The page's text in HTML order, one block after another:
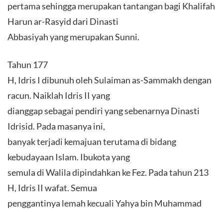
pertama sehingga merupakan tantangan bagi Khalifah
Harun ar-Rasyid dari Dinasti
Abbasiyah yang merupakan Sunni.
Tahun 177
H, Idris I dibunuh oleh Sulaiman as-Sammakh dengan
racun. Naiklah Idris II yang
dianggap sebagai pendiri yang sebenarnya Dinasti
Idrisid. Pada masanya ini,
banyak terjadi kemajuan terutama di bidang
kebudayaan Islam. Ibukota yang
semula di Walila dipindahkan ke Fez. Pada tahun 213
H, Idris II wafat. Semua
penggantinya lemah kecuali Yahya bin Muhammad